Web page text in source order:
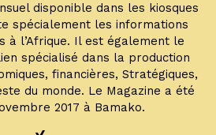
disponible dans les kiosques
spécialement les informations
à l’Afrique. Il est également le
spécialisé dans la production
financières, Stratégiques,
du monde. Le Magazine a été
2017 à Bamako.